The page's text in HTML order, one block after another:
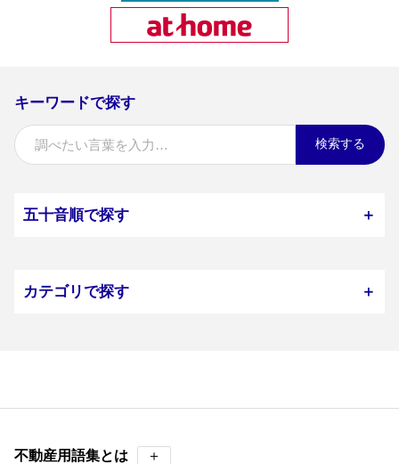
キーワードで探す
検索する
五十音順で探す ＋
カテゴリで探す ＋
不動産用語集とは ＋